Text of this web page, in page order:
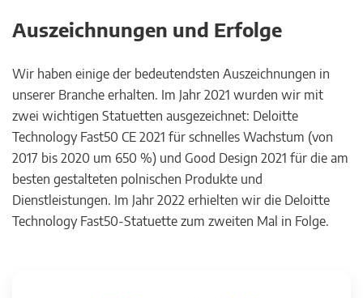
Auszeichnungen und Erfolge
Wir haben einige der bedeutendsten Auszeichnungen in
unserer Branche erhalten. Im Jahr 2021 wurden wir mit
zwei wichtigen Statuetten ausgezeichnet: Deloitte
Technology Fast50 CE 2021 für schnelles Wachstum (von
2017 bis 2020 um 650 %) und Good Design 2021 für die am
besten gestalteten polnischen Produkte und
Dienstleistungen. Im Jahr 2022 erhielten wir die Deloitte
Technology Fast50-Statuette zum zweiten Mal in Folge.